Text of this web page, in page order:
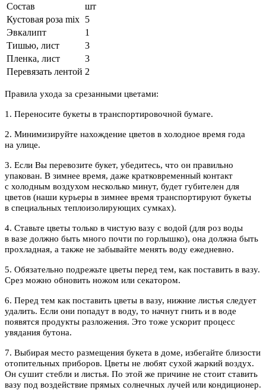
Состав
шт
Кустовая роза mix 5
Эвкалипт
1
Тишью, лист
3
Пленка, лист
3
Перевязать лентой 2
Правила ухода за срезанными цветами:
1. Переносите букеты в транспортировочной бумаге.
2. Минимизируйте нахождение цветов в холодное время года
на улице.
3. Если Вы перевозите букет, убедитесь, что он правильно
упакован. В зимнее время, даже кратковременный контакт
с холодным воздухом несколько минут, будет губителен для
цветов (наши курьеры в зимнее время транспортируют букеты
в специальных теплоизолирующих сумках).
4. Ставьте цветы только в чистую вазу с водой (для роз воды
в вазе должно быть много почти по горлышко), она должна быть
прохладная, а также не забывайте менять воду ежедневно.
5. Обязательно подрежьте цветы перед тем, как поставить в вазу.
Срез можно обновить ножом или секатором.
6. Перед тем как поставить цветы в вазу, нижние листья следует
удалить. Если они попадут в воду, то начнут гнить и в воде
появятся продукты разложения. Это тоже ускорит процесс
увядания бутона.
7. Выбирая место размещения букета в доме, избегайте близости
отопительных приборов. Цветы не любят сухой жаркий воздух.
Он сушит стебли и листья. По этой же причине не стоит ставить
вазу под воздействие прямых солнечных лучей или кондиционер.